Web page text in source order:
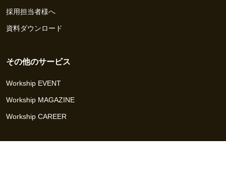
採用担当者様へ
資料ダウンロード
その他のサービス
Workship EVENT
Workship MAGAZINE
Workship CAREER